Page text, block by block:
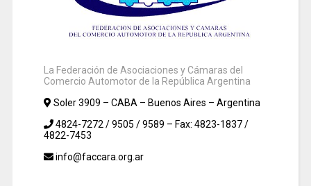
La Federación de Asociaciones y Cámaras del
Comercio Automotor de la República Argentina
Soler 3909 – CABA – Buenos Aires – Argentina
4824-7272 / 9505 / 9589 – Fax: 4823-1837 /
4822-7453
info@faccara.org.ar